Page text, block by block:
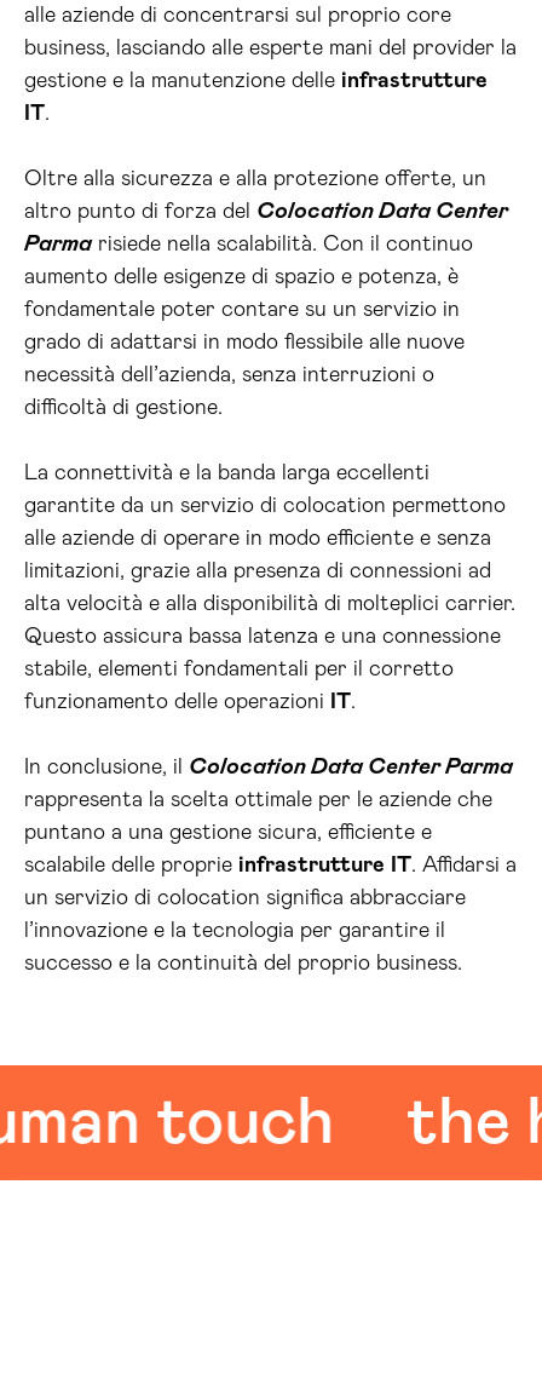
alle aziende di concentrarsi sul proprio core
business, lasciando alle esperte mani del provider la
gestione e la manutenzione delle infrastrutture
IT.
Oltre alla sicurezza e alla protezione offerte, un
altro punto di forza del Colocation Data Center
Parmarisiede nella scalabilità. Con il continuo
aumento delle esigenze di spazio e potenza, è
fondamentale poter contare su un servizio in
grado di adattarsi in modo flessibile alle nuove
necessità dell’azienda, senza interruzioni o
difficoltà di gestione.
La connettività e la banda larga eccellenti
garantite da un servizio di colocation permettono
alle aziende di operare in modo efficiente e senza
limitazioni, grazie alla presenza di connessioni ad
alta velocità e alla disponibilità di molteplici carrier.
Questo assicura bassa latenza e una connessione
stabile, elementi fondamentali per il corretto
funzionamento delle operazioni
IT.
In conclusione, il Colocation Data Center Parma
rappresenta la scelta ottimale per le aziende che
puntano a una gestione sicura, efficiente e
scalabile delle proprie infrastrutture IT. Affidarsi a
un servizio di colocation significa abbracciare
l’innovazione e la tecnologia per garantire il
successo e la continuità del proprio business.
touch the